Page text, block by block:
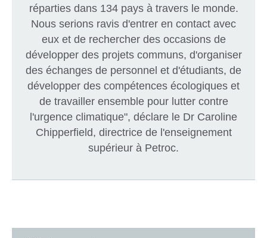
réparties dans 134 pays à travers le monde.
Nous serions ravis d'entrer en contact avec
eux et de rechercher des occasions de
développer des projets communs, d'organiser
des échanges de personnel et d'étudiants, de
développer des compétences écologiques et
de travailler ensemble pour lutter contre
l'urgence climatique", déclare le Dr Caroline
Chipperfield, directrice de l'enseignement
supérieur à Petroc.